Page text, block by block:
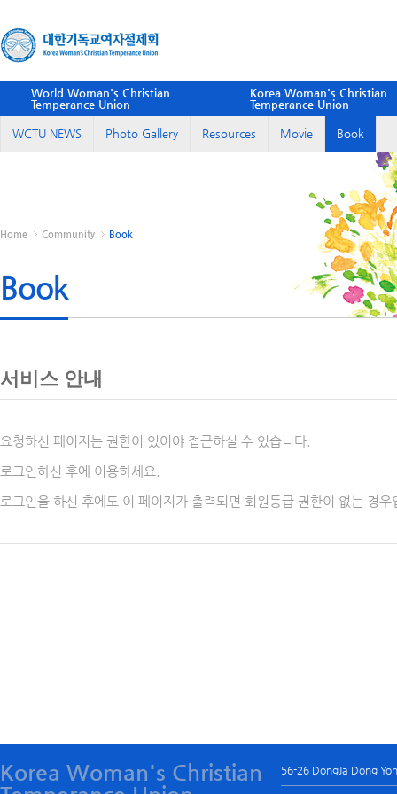
World Woman's Christian
Temperance Union
Korea Woman's Christian
Temperance Union
WCTU NEWS Photo Gallery Resources Movie Book
Home Community Book
Book
서비스 안내
요청하신 페이지는 권한이 있어야 접근하실 수 있습니다.
로그인하신 후에 이용하세요.
로그인을 하신 후에도 이 페이지가 출력되면 회원등급 권한이 없는 경우
Korea Woman's Christian
56-26 DongJa Dong